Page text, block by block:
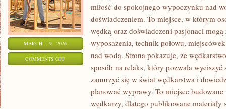
MARCH - 19 - 2026
COMMENTS OFFON
WĘDKARSTWO
EKSTREMALNE
miłość do spokojnego wypoczynku nad
doświadczeniem. To miejsce, w którym
wędką oraz doświadczeni pasjonaci mogą
wyposażenia, technik połowu,
nad wodą. Strona pokazuje, że
sposób na relaks, który pozwala
zanurzyć się w świat wędkarstwa i
planować wyprawy. To miejsce
wędkarzy, dlatego publikowane materiały